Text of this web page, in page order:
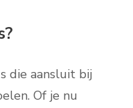
die aansluit bij
Of je nu